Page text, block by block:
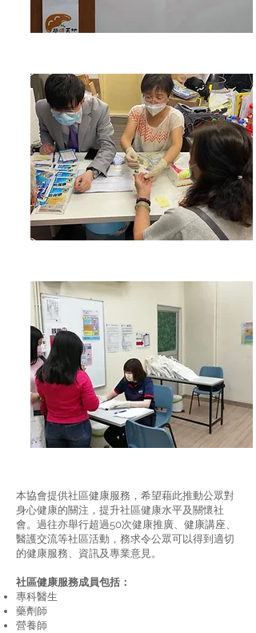
本協會提供社區健康服務，希望藉此推動公眾對
身心健康的關注，提升社區健康水平及關懷社
會。過往亦舉行超過50次健康推廣、健康講座、
醫護交流等社區活動，務求令公眾可以得到適切
的健康服務、資訊及專業意見。
社區健康服務成員包括：
專科醫生
藥劑師
營養師